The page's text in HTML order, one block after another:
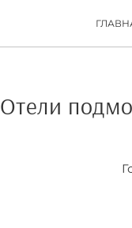
Отели